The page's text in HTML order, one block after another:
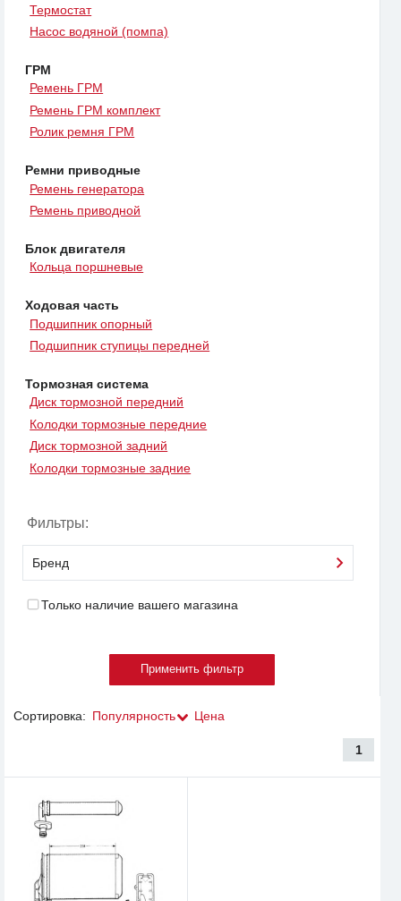
Термостат
Насос водяной (помпа)
ГРМ
Ремень ГРМ
Ремень ГРМ комплект
Ролик ремня ГРМ
Ремни приводные
Ремень генератора
Ремень приводной
Блок двигателя
Кольца поршневые
Ходовая часть
Подшипник опорный
Подшипник ступицы передней
Тормозная система
Диск тормозной передний
Колодки тормозные передние
Диск тормозной задний
Колодки тормозные задние
Фильтры:
Бренд
Только наличие вашего магазина
Сортировка: Популярность Цена
1